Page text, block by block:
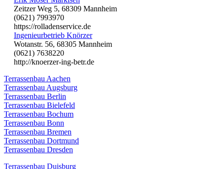
Zeitzer Weg 5, 68309 Mannheim
(0621) 7993970
https://rolladenservice.de
Ingenieurbetrieb Knörzer
Wotanstr. 56, 68305 Mannheim
(0621) 7638220
http://knoerzer-ing-betr.de
Terrassenbau Aachen
Terrassenbau Augsburg
Terrassenbau Berlin
Terrassenbau Bielefeld
Terrassenbau Bochum
Terrassenbau Bonn
Terrassenbau Bremen
Terrassenbau Dortmund
Terrassenbau Dresden
Terrassenbau Duisburg